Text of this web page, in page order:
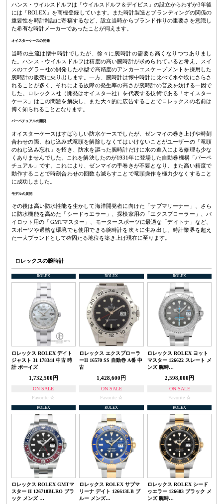
ハンス・ウイルスドルフは「ウイルスドルフ＆デイビス」の設立からわずか3年後
には「ROLEX」を商標登録しています。また時計製造とブランディングの関係の
重要性を時計雑誌に寄稿するなど、設立当時からブランド作りの重要さを意識し
た希有な時計メーカーであったことが伺えます。
オイスターケースの開発
当時の主流は懐中時計でしたが、徐々に腕時計の需要も高くなりつつありまし
た。ハンス・ウイルスドルフは精度の高い腕時計が求められていると考え、スイ
スのエグラー社の開発した小型で高精度のアンカーエスケープメントを採用した
腕時計の販売に乗り出します。一方、腕時計は懐中時計に比べて水や埃にさらさ
れることが多く、それによる故障の発生率の高さが腕時計の普及を妨げる一因で
した。ロレックス社（開発はオイスター社）を代表する技術である「オイスター
ケース」はこの問題を解決し、また大々的に広告することでロレックスの名前は
博く知られることとなります。
パーペチュアルの開発
オイスターケースはすばらしい防水ケースでしたが、ゼンマイの巻き上げや時刻
合わせの際、ねじ込み式竜頭を解除しなくてはいけないことがユーザーの「竜頭
のねじ込み忘れ」を招き、防水を謳った腕時計だけに水の進入による修理も少な
くありませんでした。これを解決したのが1931年に登場した自動巻機構「パーペ
チュアル」です。これにより、ゼンマイの手巻きが不要となり、また高い精度で
動作することで時刻合わせの回数も減らすことで竜頭操作を極力少なくすること
に成功しました。
モデルの展開
その後は高い防水性能を生かして海洋開発者に向けた「サブマリーナー」、さら
に防水機能を高めた「シードゥエラー」、探検家用の「エクスプローラー」、パ
イロット用の「GMTマスター」、モータースポーツに最適な「デイトナ」など、
スポーツや過酷な環境でも使用できる腕時計を次々に生み出し、時計業界を超え
た一大ブランドとして確固たる地位を築き上げ現在に至ります。
ロレックスの腕時計
ROLEX
ロレックス ROLEX デイト
ジャスト 31 178344 中古 時
計 ボーイズ
1,732,500円
ON SALE
Favorite
ROLEX
ロレックス エクスプローラ
ーII 16570 SS 自動巻 A番 中
古
1,428,600円
ON SALE
Favorite
ROLEX
ロレックス ROLEX ヨット
マスター 126622 スレート メ
ンズ 腕時…
2,598,000円
ON SALE
Favorite
ROLEX
ロレックス ROLEX GMTマ
スター II 126710BLRO ブラ
ック メンズ …
ROLEX
ロレックス ROLEX サブマ
リーナ デイト 126613LB ブ
ルー メンズ…
ROLEX
ロレックス ROLEX シード
ゥエラー 126603 ブラック メ
ンズ 腕時…